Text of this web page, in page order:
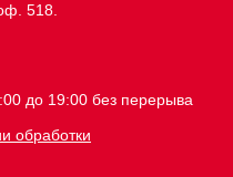
518.
до 19:00 без перерыва
обработки